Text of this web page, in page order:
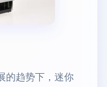
的趋势下，迷你